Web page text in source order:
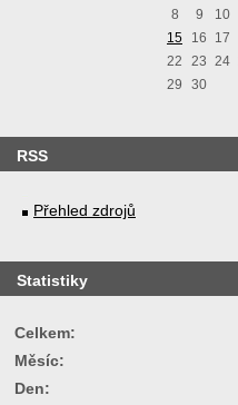
8
9 10
15
16 17
22
23 24
29
30
RSS
Přehled zdrojů
Statistiky
Celkem:
Měsíc:
Den: